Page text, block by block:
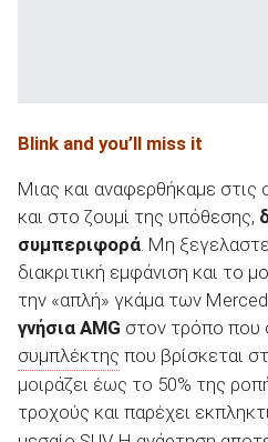
Blink and you’ll miss it
Μιας και αναφερθήκαμε
και στο ζουμί της υπόθεσης,
συμπεριφορά. Μη
διακριτική εμφάνιση και το
την «απλή» γκάμα των
γνήσια AMG στον τρόπο που
συμπλέκτης που βρίσκεται
μοιράζει έως το 50% της
τροχούς και παρέχει